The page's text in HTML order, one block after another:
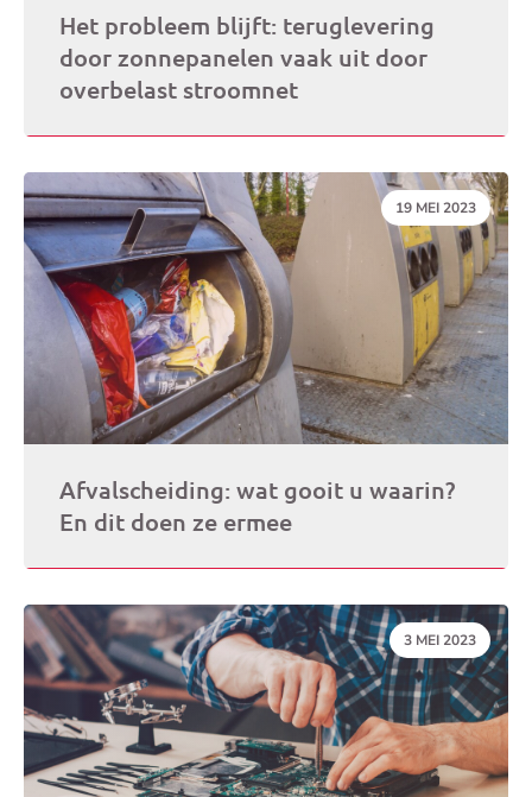
Het probleem blijft: teruglevering
door zonnepanelen vaak uit door
overbelast stroomnet
DATUM:
19 MEI 2023
Afvalscheiding: wat gooit u waarin?
En dit doen ze ermee
DATUM:
3 MEI 2023